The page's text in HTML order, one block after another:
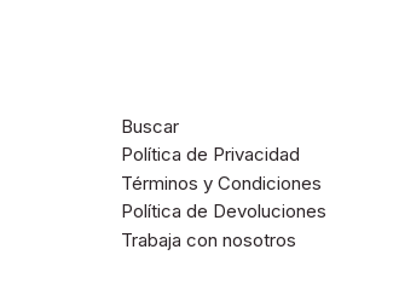
Buscar
Política de Privacidad
Términos y Condiciones
Política de Devoluciones
Trabaja con nosotros